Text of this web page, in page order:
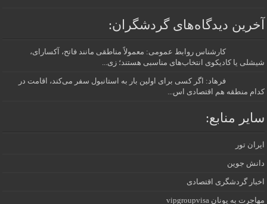
آخرین دیدگاه‌های گردشگران:
کارشناس روابط عمومی: معمولاً مناطقی مانند فاتح، آکسارای،
شیشلی یا کادیکوی انتخاب‌های مناسبی هستند؛ زی...
فرهاد: اگر کسی برای اولین بار به استانبول سفر می‌کند، اقامت در
کدام منطقه هم اقتصادی اس...
سایر منابع:
ایران تور
دانش جوین
اخبار گردشگری اقتصادی
مهاجرت به یونان vipgroupvisa